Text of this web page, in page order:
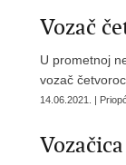
Vozač
U prometnoj
vozač
14.06.2021. |